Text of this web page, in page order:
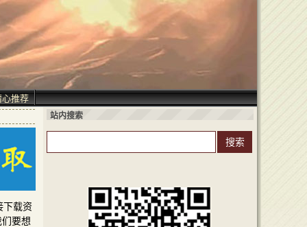
心推荐
站内搜索
下载资
要想